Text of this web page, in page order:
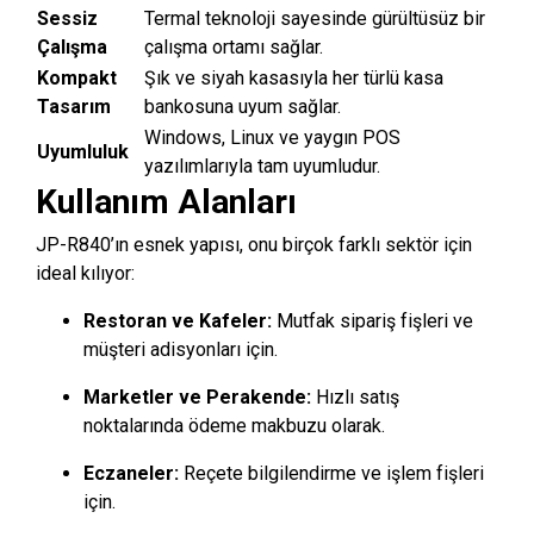
Sessiz
Çalışma
Termal teknoloji sayesinde gürültüsüz bir
çalışma ortamı sağlar.
Kompakt
Tasarım
Şık ve siyah kasasıyla her türlü kasa
bankosuna uyum sağlar.
Uyumluluk
Windows, Linux ve yaygın POS
yazılımlarıyla tam uyumludur.
Kullanım Alanları
JP-R840’ın esnek yapısı, onu birçok farklı sektör için
ideal kılıyor:
Restoran ve Kafeler: Mutfak sipariş fişleri ve
müşteri adisyonları için.
Marketler ve Perakende: Hızlı satış
noktalarında ödeme makbuzu olarak.
Eczaneler: Reçete bilgilendirme ve işlem fişleri
için.